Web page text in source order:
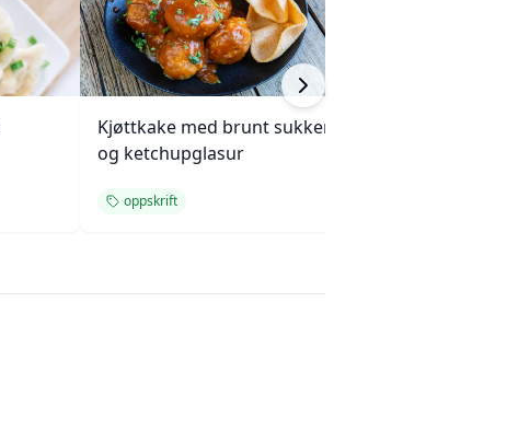
Kjøttkake med brunt sukker
og ketchupglasur
oppskrift